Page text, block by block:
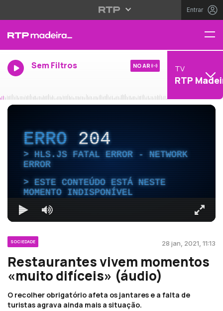
Entrar
Sem Filtros NO AR TV
RTP
ERRO204
HLS.JS FATAL ERROR - NETWORK
ERROR
ESTE CONTEÚDO ESTÁ NESTE
MOMENTO INDISPONÍVEL
SOCIEDADE 28 jan, 2021, 11:13
Restaurantes vivem momentos
«muito difíceis» (áudio)
O recolher obrigatório afeta os jantares e a falta de
turistas agrava ainda mais a situação.